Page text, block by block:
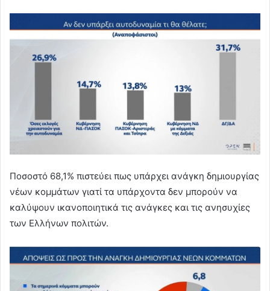
Ποσοστό 68,1% πιστεύει πως υπάρχει ανάγκη δημιουργίας
νέων κομμάτων γιατί τα υπάρχοντα δεν μπορούν να
καλύψουν ικανοποιητικά τις ανάγκες και τις ανησυχίες
των Ελλήνων πολιτών.